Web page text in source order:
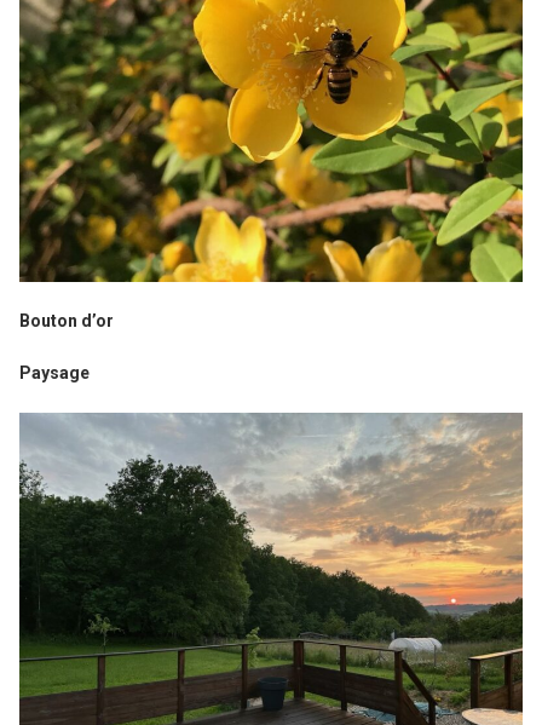
Bouton d’or
Paysage